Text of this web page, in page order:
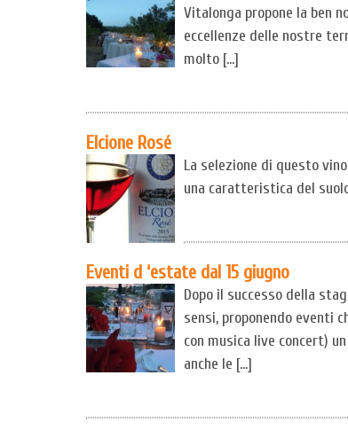
Vitalonga propone la ben
eccellenze delle nostre
molto […]
Elcione Rosé
La selezione di questo
una caratteristica del
Eventi d ‘estate dal 15 giugno
Dopo il successo della
sensi, proponendo eventi
con musica live concert)
anche le […]